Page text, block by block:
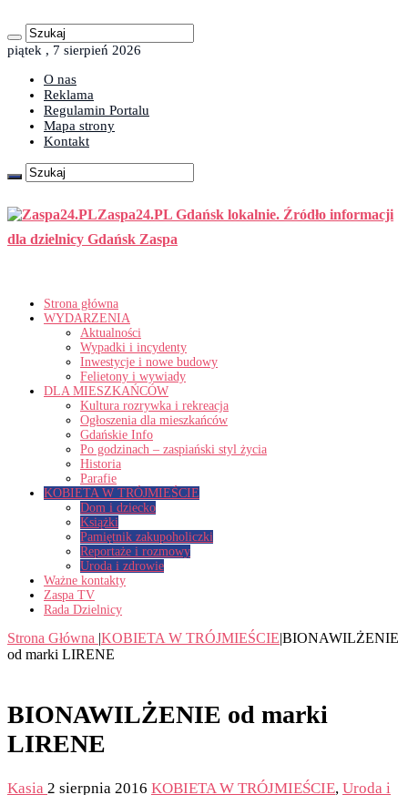
piątek , 7 sierpień 2026
O nas
Reklama
Regulamin Portalu
Mapa strony
Kontakt
Zaspa24.PL Gdańsk lokalnie. Źródło informacji
dla dzielnicy Gdańsk Zaspa
Strona główna
WYDARZENIA
Aktualności
Wypadki i incydenty
Inwestycje i nowe budowy
Felietony i wywiady
DLA MIESZKAŃCÓW
Kultura rozrywka i rekreacja
Ogłoszenia dla mieszkańców
Gdańskie Info
Po godzinach – zaspiański styl życia
Historia
Parafie
KOBIETA W TRÓJMIEŚCIE
Dom i dziecko
Książki
Pamiętnik zakupoholiczki
Reportaże i rozmowy
Uroda i zdrowie
Ważne kontakty
Zaspa TV
Rada Dzielnicy
Strona Główna |KOBIETA W TRÓJMIEŚCIE|BIONAWILŻENIE
od marki LIRENE
BIONAWILŻENIE od marki
LIRENE
Kasia 2 sierpnia 2016 KOBIETA W TRÓJMIEŚCIE, Uroda i